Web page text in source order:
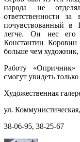
народа не
ответственности
почувствованный в
легче. Он нес его
Константин
больше чем
Работу «Опричник»
смогут увидеть
Художественная
ул.
38-06-95, 38-25-67